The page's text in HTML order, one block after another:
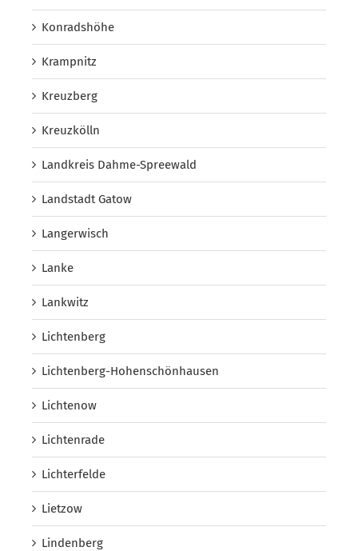
Konradshöhe
Krampnitz
Kreuzberg
Kreuzkölln
Landkreis Dahme-Spreewald
Landstadt Gatow
Langerwisch
Lanke
Lankwitz
Lichtenberg
Lichtenberg-Hohenschönhausen
Lichtenow
Lichtenrade
Lichterfelde
Lietzow
Lindenberg